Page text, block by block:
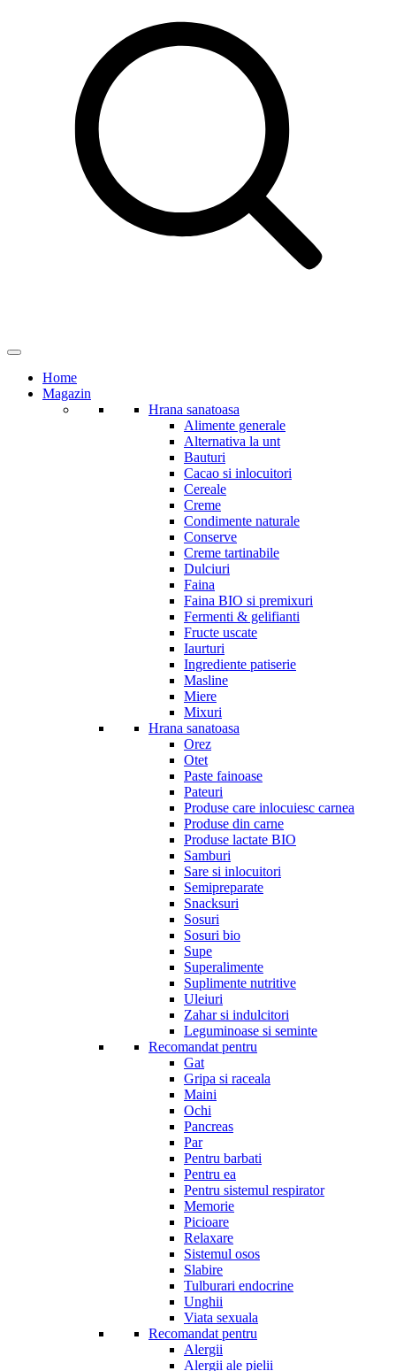
Home
Magazin
Hrana sanatoasa
Alimente generale
Alternativa la unt
Bauturi
Cacao si inlocuitori
Cereale
Creme
Condimente naturale
Conserve
Creme tartinabile
Dulciuri
Faina
Faina BIO si premixuri
Fermenti & gelifianti
Fructe uscate
Iaurturi
Ingrediente patiserie
Masline
Miere
Mixuri
Hrana sanatoasa
Orez
Otet
Paste fainoase
Pateuri
Produse care inlocuiesc carnea
Produse din carne
Produse lactate BIO
Samburi
Sare si inlocuitori
Semipreparate
Snacksuri
Sosuri
Sosuri bio
Supe
Superalimente
Suplimente nutritive
Uleiuri
Zahar si indulcitori
Leguminoase si seminte
Recomandat pentru
Gat
Gripa si raceala
Maini
Ochi
Pancreas
Par
Pentru barbati
Pentru ea
Pentru sistemul respirator
Memorie
Picioare
Relaxare
Sistemul osos
Slabire
Tulburari endocrine
Unghii
Viata sexuala
Recomandat pentru
Alergii
Alergii ale pielii